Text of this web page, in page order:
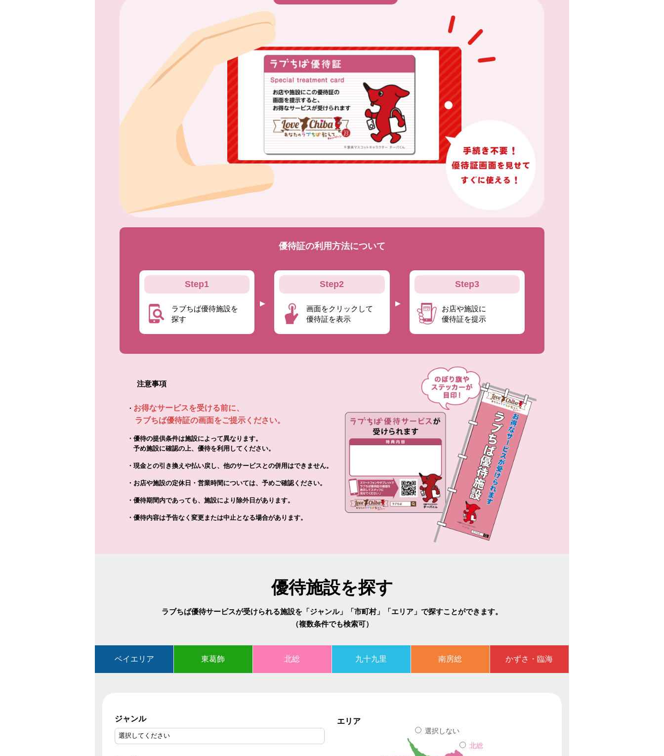
優待証の利用方法について
Step1
ラブちば優待施設を
探す
Step2
画面をクリックして
優待証を表示
Step3
お店や施設に
優待証を提示
注意事項
・ お得なサービスを受ける前に、
ラブちば優待証の画面をご提示ください。
・ 優待の提供条件は施設によって異なります。
予め施設に確認の上、優待を利用してください。
・現金との引き換えや払い戻し、他のサービスとの併用はできません。
・お店や施設の定休日・営業時間については、予めご確認ください。
・優待期間内であっても、施設により除外日があります。
・優待内容は予告なく変更または中止となる場合があります。
優待施設を探す
ラブちば優待サービスが受けられる施設を「ジャンル」「市町村」「エリア」で探すことができます。
（複数条件でも検索可）
ベイエリア 東葛飾 北総 九十九里 南房総 かずさ・臨海
ジャンル エリア
選択しない
北総